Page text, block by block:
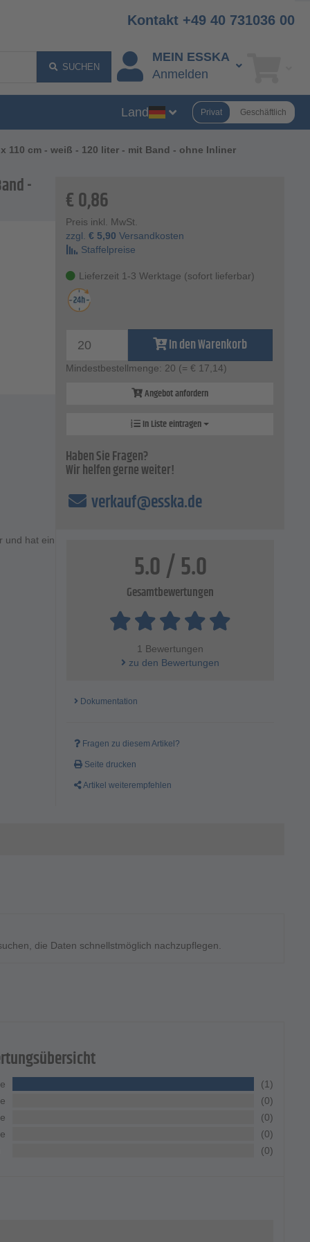
Kontakt +49 40 731036 00
SUCHEN
MEIN ESSKA
Anmelden
Land Privat Geschäftlich
110 cm - weiß - 120 liter - mit Band - ohne Inliner
-
und hat ein
€0,86
Preis inkl. MwSt.
zzgl.€ 5,90 Versandkosten
Staffelpreise
Lieferzeit 1-3 Werktage (sofort lieferbar)
In den Warenkorb
Mindestbestellmenge: 20 (= € 17,14)
Angebot anfordern
In Liste eintragen
Haben Sie Fragen?
Wir helfen gerne weiter!
verkauf@esska.de
5.0 / 5.0
Gesamtbewertungen
1 Bewertungen
zu den Bewertungen
Dokumentation
Fragen zu diesem Artikel?
Seite drucken
Artikel weiterempfehlen
die Daten schnellstmöglich nachzupflegen.
(1)
(0)
(0)
(0)
(0)